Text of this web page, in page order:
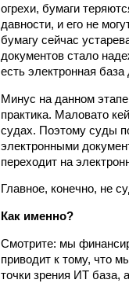
огрехи, бумаги
давности, и его не
бумагу сейчас
документов стало
есть электронная
Минус на данном
практика. Маловато
судах. Поэтому суды
электронными
переходит на
Главное, конечно, не
Как именно?
Смотрите: мы
приводит к тому, что
точки зрения ИТ база,